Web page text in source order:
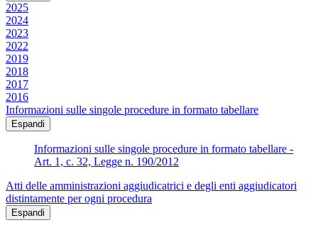
2025
2024
2023
2022
2019
2018
2017
2016
Informazioni sulle singole procedure in formato tabellare
Espandi
Informazioni sulle singole procedure in formato tabellare -
Art. 1, c. 32, Legge n. 190/2012
Atti delle amministrazioni aggiudicatrici e degli enti aggiudicatori
distintamente per ogni procedura
Espandi